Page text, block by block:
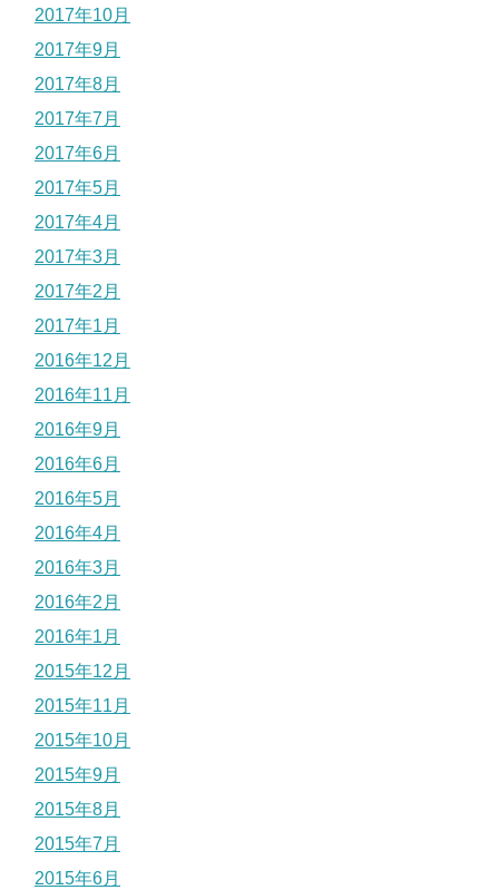
2017年10月
2017年9月
2017年8月
2017年7月
2017年6月
2017年5月
2017年4月
2017年3月
2017年2月
2017年1月
2016年12月
2016年11月
2016年9月
2016年6月
2016年5月
2016年4月
2016年3月
2016年2月
2016年1月
2015年12月
2015年11月
2015年10月
2015年9月
2015年8月
2015年7月
2015年6月